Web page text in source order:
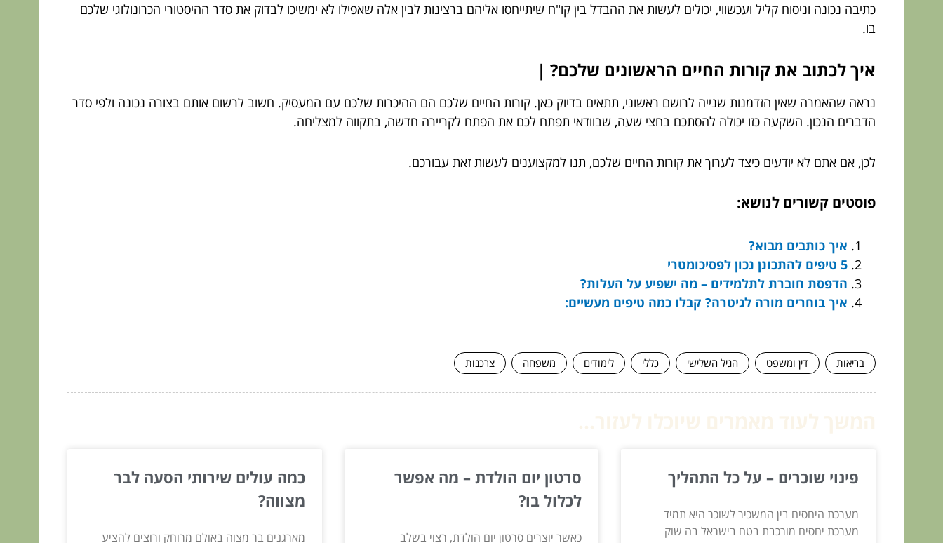
כתיבה נכונה וניסוח קליל ועכשווי, יכולים לעשות את ההבדל בין קו"ח שיתייחסו אליהם ברצינות לבין אלה שאפילו לא ימשיכו לבדוק את סדר ההיסטורי הכרונולוגי שלכם
בו.
איך לכתוב את קורות החיים הראשונים שלכם? |
נראה שהאמרה שאין הזדמנות שנייה לרושם ראשוני, תתאים בדיוק כאן. קורות החיים שלכם הם ההיכרות שלכם עם המעסיק. חשוב לרשום אותם בצורה נכונה ולפי סדר
הדברים הנכון. השקעה כזו יכולה להסתכם בחצי שעה, שבוודאי תפתח לכם את הפתח לקריירה חדשה, בתקווה למצליחה.
לכן, אם אתם לא יודעים כיצד לערוך את קורות החיים שלכם, תנו למקצוענים לעשות זאת עבורכם.
פוסטים קשורים לנושא:
איך כותבים מבוא?
5 טיפים להתכונן נכון לפסיכומטרי
הדפסת חוברת לתלמידים – מה ישפיע על העלות?
איך בוחרים מורה לגיטרה? קבלו כמה טיפים מעשיים:
בריאות דין ומשפט הגיל השלישי כללי לימודים משפחה צרכנות
פינוי שוכרים – על כל התהליך
מערכת היחסים בין המשכיר לשוכר היא תמיד
מערכת יחסים מורכבת בטח בישראל בה שוק
סרטון יום הולדת – מה אפשר
לכלול בו?
כאשר יוצרים סרטון יום הולדת, רצוי בשלב
כמה עולים שירותי הסעה לבר
מצווה?
מארגנים בר מצוה באולם מרוחק ורוצים להציע